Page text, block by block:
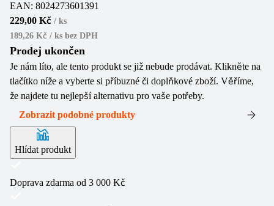
EAN: 8024273601391
229,00 Kč / ks
189,26 Kč / ks bez DPH
Prodej ukončen
Je nám líto, ale tento produkt se již nebude prodávat. Klikněte na
tlačítko níže a vyberte si příbuzné či doplňkové zboží. Věříme,
že najdete tu nejlepší alternativu pro vaše potřeby.
Zobrazit podobné produkty
Hlídat produkt
Doprava zdarma od 3 000 Kč